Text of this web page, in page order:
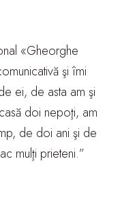
«Gheorghe
şi îmi
ei, de asta am şi
doi nepoţi, am
de doi ani şi de
mulţi prieteni.”